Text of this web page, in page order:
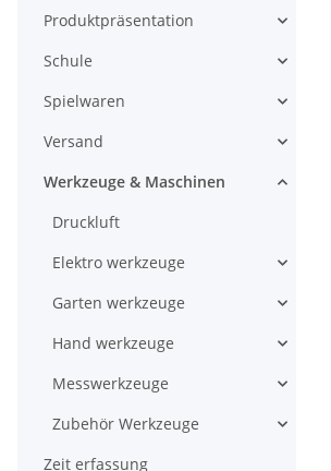
Produktpräsentation
Schule
Spielwaren
Versand
Werkzeuge & Maschinen
Druckluft
Elektro werkzeuge
Garten werkzeuge
Hand werkzeuge
Messwerkzeuge
Zubehör Werkzeuge
Zeit erfassung